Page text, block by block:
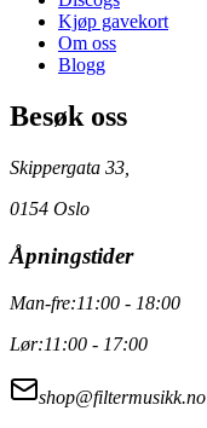
Kjøp gavekort
Om oss
Blogg
Besøk oss
Skippergata 33,
0154 Oslo
Åpningstider
Man-fre:11:00 - 18:00
Lør:11:00 - 17:00
shop@filtermusikk.no